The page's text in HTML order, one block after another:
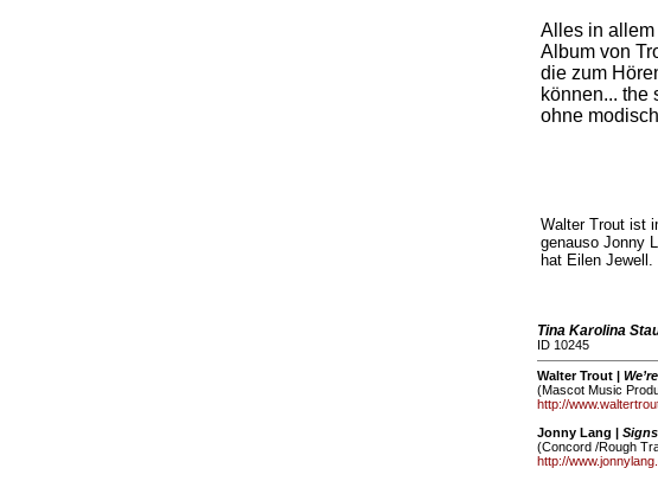
Alles in allem
Album von
die zum
können... the
ohne
Walter Trout ist
genauso Jonny
hat Eilen Jewell.
Tina Karolina
ID 10245
Walter Trout |
(Mascot Music
http://
Jonny Lang | Signs
(Concord /Rough
http://